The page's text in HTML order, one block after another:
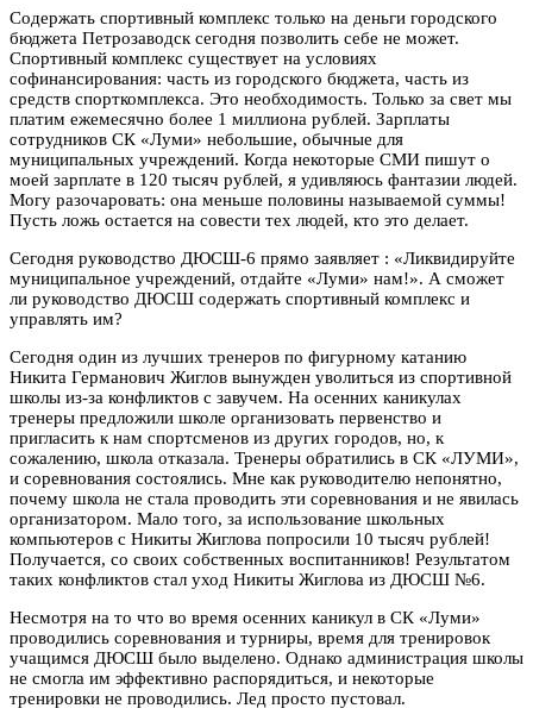
Содержать спортивный комплекс только на деньги городского
бюджета Петрозаводск сегодня позволить себе не может.
Спортивный комплекс существует на условиях
софинансирования: часть из городского бюджета, часть из
средств спорткомплекса. Это необходимость. Только за свет мы
платим ежемесячно более 1 миллиона рублей. Зарплаты
сотрудников СК «Луми» небольшие, обычные для
муниципальных учреждений. Когда некоторые СМИ пишут о
моей зарплате в 120 тысяч рублей, я удивляюсь фантазии людей.
Могу разочаровать: она меньше половины называемой суммы!
Пусть ложь остается на совести тех людей, кто это делает.
Сегодня руководство ДЮСШ-6 прямо заявляет : «Ликвидируйте
муниципальное учреждений, отдайте «Луми» нам!». А сможет
ли руководство ДЮСШ содержать спортивный комплекс и
управлять им?
Сегодня один из лучших тренеров по фигурному катанию
Никита Германович Жиглов вынужден уволиться из спортивной
школы из-за конфликтов с завучем. На осенних каникулах
тренеры предложили школе организовать первенство и
пригласить к нам спортсменов из других городов, но, к
сожалению, школа отказала. Тренеры обратились в СК «ЛУМИ»,
и соревнования состоялись. Мне как руководителю непонятно,
почему школа не стала проводить эти соревнования и не явилась
организатором. Мало того, за использование школьных
компьютеров с Никиты Жиглова попросили 10 тысяч рублей!
Получается, со своих собственных воспитанников! Результатом
таких конфликтов стал уход Никиты Жиглова из ДЮСШ №6.
Несмотря на то что во время осенних каникул в СК «Луми»
проводились соревнования и турниры, время для тренировок
учащимся ДЮСШ было выделено. Однако администрация школы
не смогла им эффективно распорядиться, и некоторые
тренировки не проводились. Лед просто пустовал.